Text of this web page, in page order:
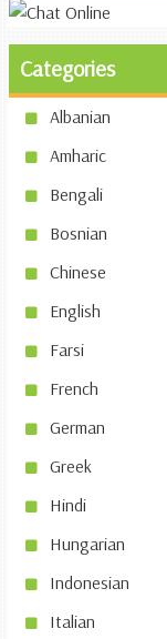
Categories
Albanian
Amharic
Bengali
Bosnian
Chinese
English
Farsi
French
German
Greek
Hindi
Hungarian
Indonesian
Italian